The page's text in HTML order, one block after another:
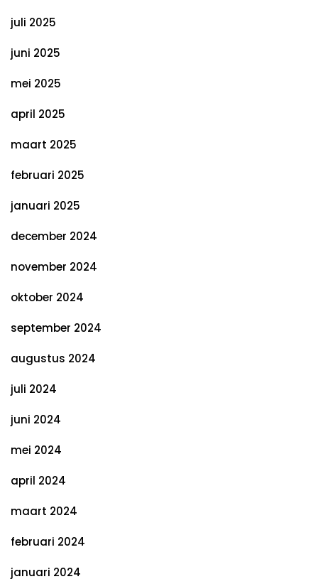
juli 2025
juni 2025
mei 2025
april 2025
maart 2025
februari 2025
januari 2025
december 2024
november 2024
oktober 2024
september 2024
augustus 2024
juli 2024
juni 2024
mei 2024
april 2024
maart 2024
februari 2024
januari 2024